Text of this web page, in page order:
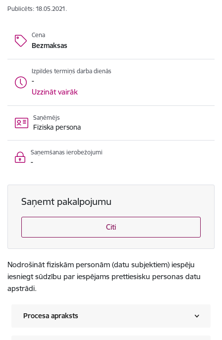
Publicēts: 18.05.2021.
Cena
Bezmaksas
Izpildes termiņš darba dienās
-
Uzzināt vairāk
Saņēmējs
Fiziska persona
Saņemšanas ierobežojumi
-
Saņemt pakalpojumu
Citi
Nodrošināt fiziskām personām (datu subjektiem) iespēju
iesniegt sūdzību par iespējams prettiesisku personas datu
apstrādi.
Procesa apraksts